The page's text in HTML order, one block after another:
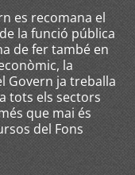
es recomana el
la funció pública
de fer també en
la
Govern ja treballa
tots els sectors
que mai és
del Fons